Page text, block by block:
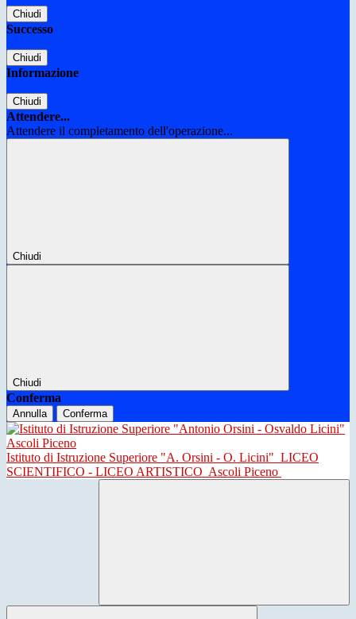
Chiudi
Successo
Chiudi
Informazione
Chiudi
Attendere...
Attendere il completamento dell'operazione...
Chiudi
Chiudi
Conferma
Annulla Conferma
Istituto di Istruzione Superiore "A. Orsini - O. Licini" LICEO
SCIENTIFICO - LICEO ARTISTICO Ascoli Piceno